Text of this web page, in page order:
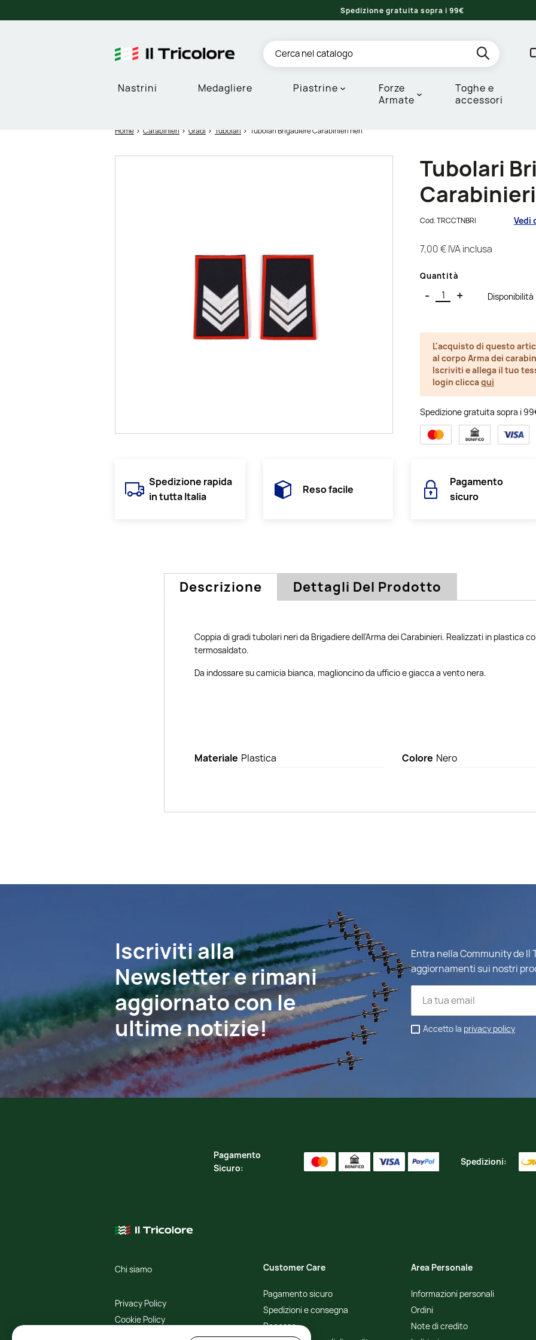
Spedizione gratuita sopra i 99€
Nastrini Medagliere Piastrine
Forze
Armate
Toghe e
accessori
Home Carabinieri Gradi Tubolari Tubolari Brigadiere Carabinieri neri
Tubolari
Cod.TRCCTNBRI Vedi
7,00 €IVA inclusa
Quantità
- +
L'acquisto di questo
al corpo Arma dei
Iscriviti e allega il tuo
login cliccaqui
Spedizione gratuita sopra i
Spedizione rapida
in tutta Italia
Reso facile
Pagamento
sicuro
Descrizione Dettagli Del Prodotto
Coppia di gradi tubolari neri da Brigadiere dell'Arma dei Carabinieri. Realizzati in plastica
termosaldato.
Da indossare su camicia bianca, maglioncino da ufficio e giacca a vento nera.
Materiale Plastica Colore Nero
Iscriviti alla
Newsletter e rimani
aggiornato con le
ultime notizie!
Entra nella Community de Il
aggiornamenti sui nostri
Accetto la privacy policy
Pagamento
Sicuro:
Spedizioni:
Chi siamo
Privacy Policy
Cookie Policy
Customer Care
Pagamento sicuro
Spedizioni e consegna
Recesso
Area Personale
Informazioni personali
Ordini
Note di credito